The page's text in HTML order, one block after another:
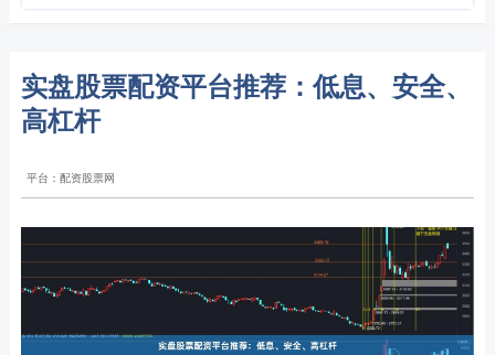
实盘股票配资平台推荐：低息、安全、
高杠杆
平台：配资股票网